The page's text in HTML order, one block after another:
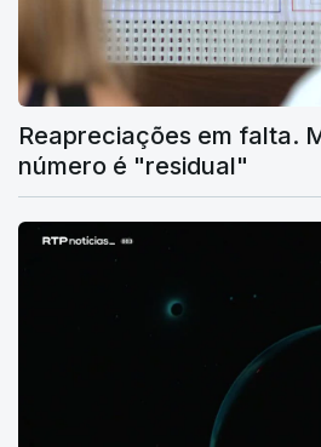
Reapreciações em falta.
número é "residual"